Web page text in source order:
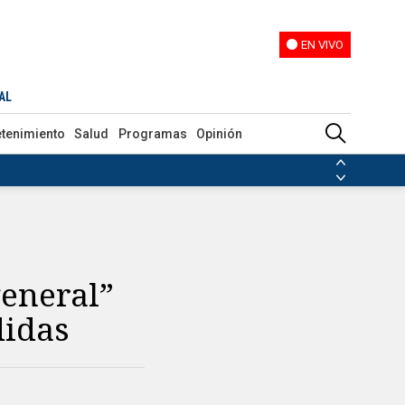
EN VIVO
Salud Programas Opinión
de las FARC